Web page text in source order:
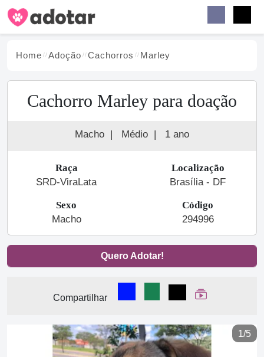
Home Adoção Cachorros Marley
Cachorro Marley para doação
Macho | Médio | 1 ano
Raça
SRD-ViraLata
Localização
Brasília - DF
Sexo
Macho
Código
294996
Quero Adotar!
Compartilhar
Compartilhar no Facebook
Compartilhar no
Compartilhar
Ver Web Story
1/5